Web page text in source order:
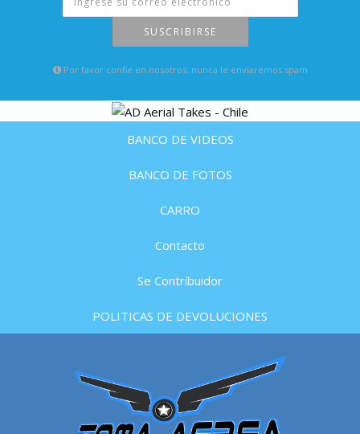
SUSCRIBIRSE
Por favor confie en nosotros, nunca le enviaremos spam
BANCO DE VIDEOS
BANCO DE FOTOS
CARRO
Contacto
Se Contribuidor
POLITICAS DE DEVOLUCIONES